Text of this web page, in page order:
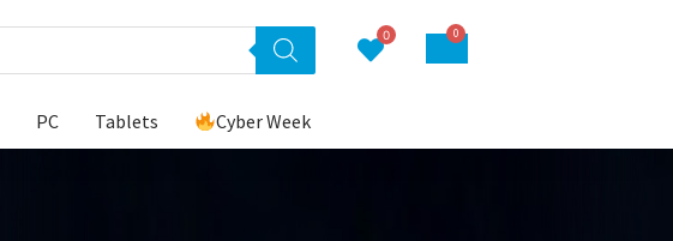
0 0
PC Tablets Cyber Week